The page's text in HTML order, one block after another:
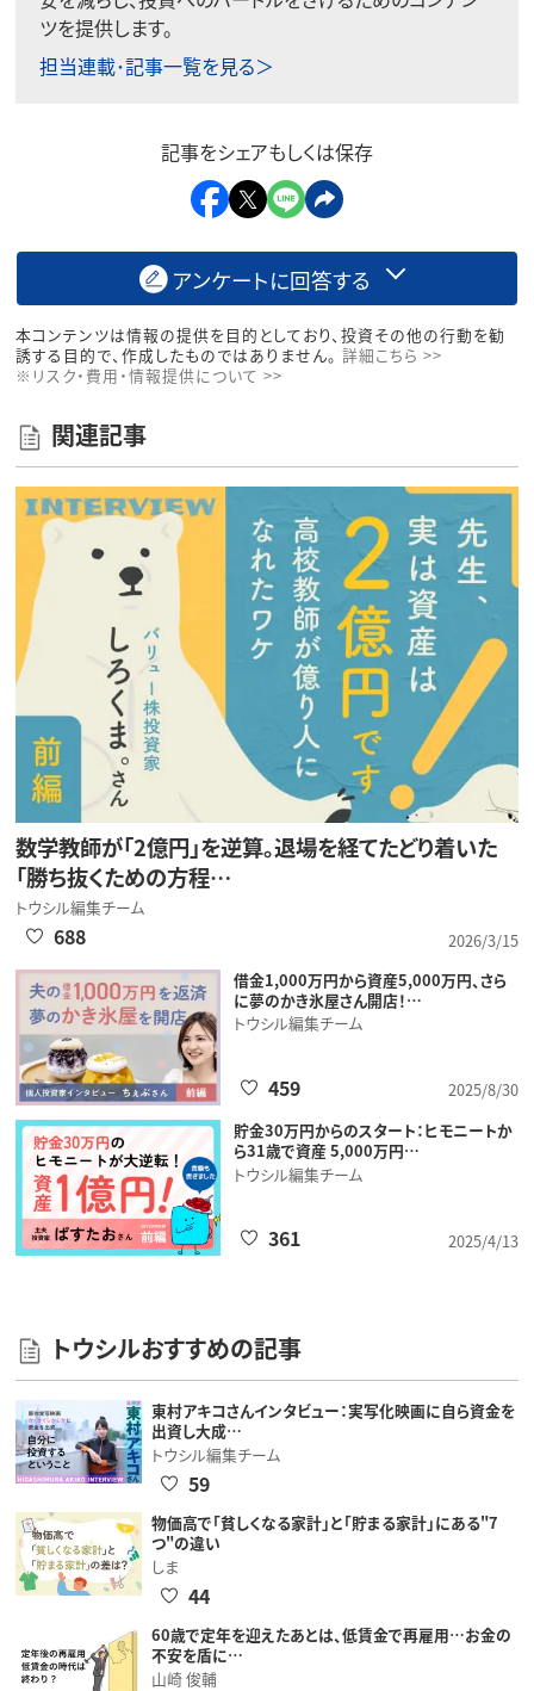
ツを提供します。
担当連載･記事一覧を見る＞
記事をシェアもしくは保存
アンケートに回答する
本コンテンツは情報の提供を目的としており、投資その他の行動を勧
誘する目的で、作成したものではありません。 詳細こちら >>
※リスク・費用・情報提供について >>
関連記事
数学教師が「2億円」を逆算。退場を経てたどり着いた
「勝ち抜くための方程…
トウシル編集チーム
2026/3/15
688
借金1,000万円から資産5,000万円、さら
に夢のかき氷屋さん開店！…
トウシル編集チーム
2025/8/30
459
貯金30万円からのスタート：ヒモニートか
ら31歳で資産 5,000万円…
トウシル編集チーム
2025/4/13
361
トウシルおすすめの記事
東村アキコさんインタビュー：実写化映画に自ら資金を
出資し大成…
トウシル編集チーム
59
物価高で「貧しくなる家計」と「貯まる家計」にある"7
つ"の違い
しま
44
60歳で定年を迎えたあとは、低賃金で再雇用…お金の
不安を盾に…
山崎 俊輔